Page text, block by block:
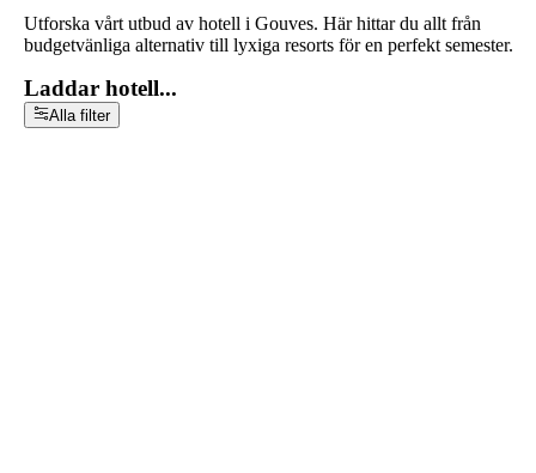
Utforska vårt utbud av hotell i Gouves. Här hittar du allt från
budgetvänliga alternativ till lyxiga resorts för en perfekt semester.
Laddar hotell...
Alla filter